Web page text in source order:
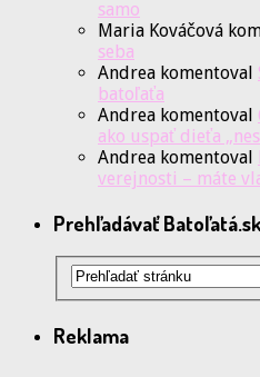
samo
Maria Kováčová
seba
Andrea komentoval
batoľaťa
Andrea komentoval
ako uspať dieťa
Andrea komentoval
verejnosti – máte
Prehľadávať Batoľatá.sk
Reklama